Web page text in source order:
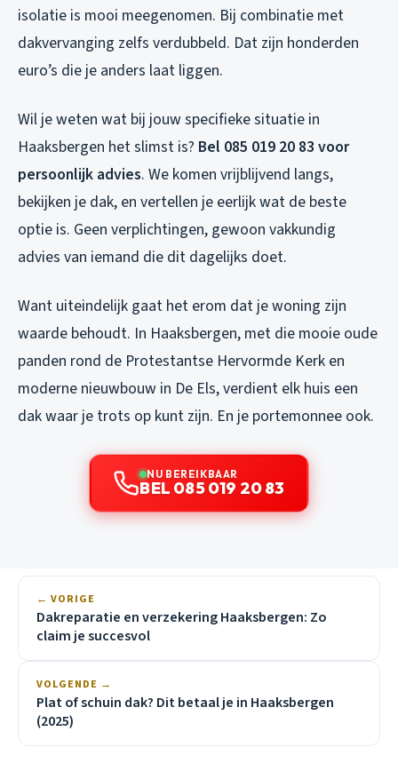
isolatie is mooi meegenomen. Bij combinatie met
dakvervanging zelfs verdubbeld. Dat zijn honderden
euro’s die je anders laat liggen.
Wil je weten wat bij jouw specifieke situatie in
Haaksbergen het slimst is? Bel 085 019 20 83 voor
persoonlijk advies. We komen vrijblijvend langs,
bekijken je dak, en vertellen je eerlijk wat de beste
optie is. Geen verplichtingen, gewoon vakkundig
advies van iemand die dit dagelijks doet.
Want uiteindelijk gaat het erom dat je woning zijn
waarde behoudt. In Haaksbergen, met die mooie oude
panden rond de Protestantse Hervormde Kerk en
moderne nieuwbouw in De Els, verdient elk huis een
dak waar je trots op kunt zijn. En je portemonnee ook.
NU BEREIKBAAR
BEL 085 019 20 83
← VORIGE
Dakreparatie en verzekering Haaksbergen: Zo
claim je succesvol
VOLGENDE →
Plat of schuin dak? Dit betaal je in Haaksbergen
(2025)